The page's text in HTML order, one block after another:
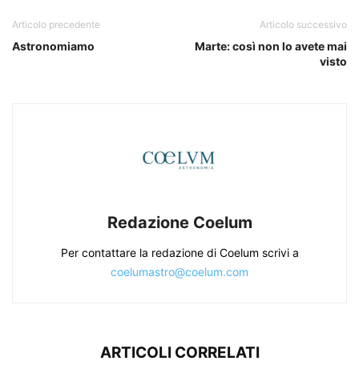
Articolo precedente
Astronomiamo
Articolo successivo
Marte: così non lo avete mai
visto
Redazione Coelum
Per contattare la redazione di Coelum scrivi a
coelumastro@coelum.com
ARTICOLI CORRELATI